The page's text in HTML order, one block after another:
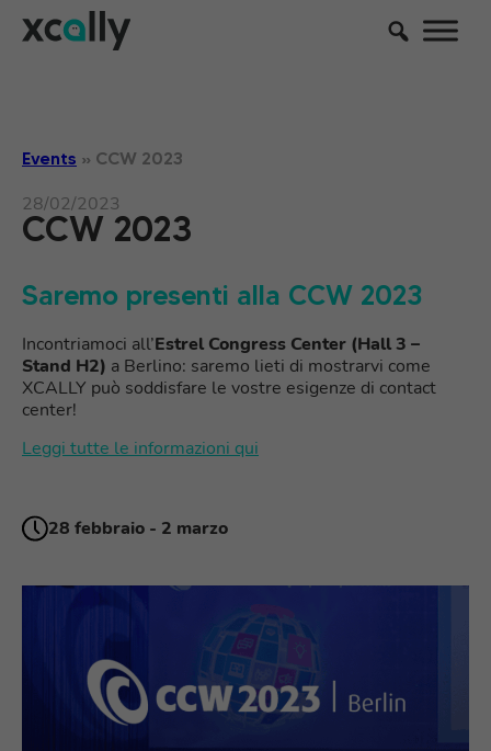
Events » CCW 2023
28/02/2023
CCW 2023
Saremo presenti alla CCW 2023
Incontriamoci all’Estrel Congress Center (Hall 3 –
Stand H2) a Berlino: saremo lieti di mostrarvi come
XCALLY può soddisfare le vostre esigenze di contact
center!
Leggi tutte le informazioni qui
28 febbraio - 2 marzo